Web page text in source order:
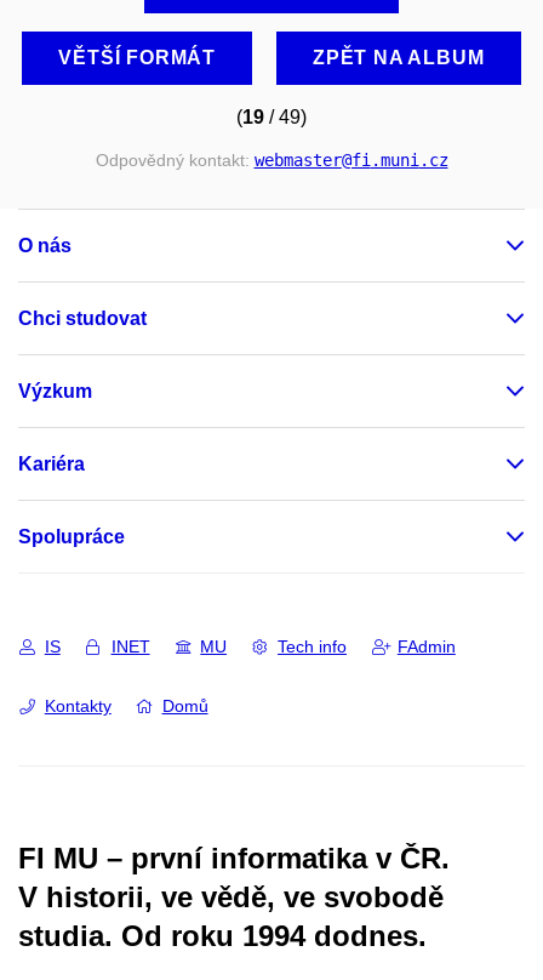
VĚTŠÍ FORMÁT ZPĚT NA ALBUM
(19 / 49)
Odpovědný kontakt: webmaster@fi.muni.cz
O nás
Chci studovat
Výzkum
Kariéra
Spolupráce
IS INET MU Tech info FAdmin
Kontakty Domů
FI MU – první informatika v ČR.
V historii, ve vědě, ve svobodě
studia. Od roku 1994 dodnes.